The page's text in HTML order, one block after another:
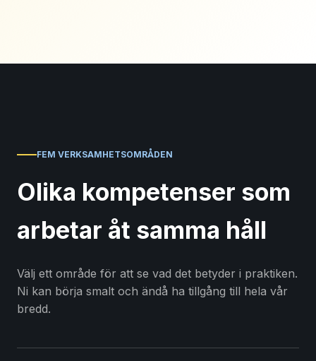
FEM VERKSAMHETSOMRÅDEN
Olika kompetenser som
arbetar åt samma håll
Välj ett område för att se vad det betyder i praktiken.
Ni kan börja smalt och ändå ha tillgång till hela vår
bredd.